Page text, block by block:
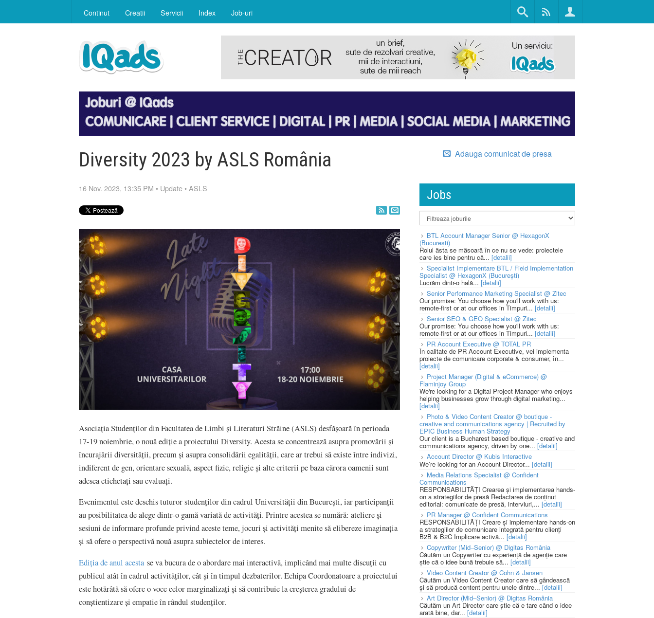
Continut Creatii Servicii Index Job-uri
Diversity 2023 by ASLS România
16 Nov. 2023, 13:35 PM • Update •ASLS
Asociația Studenților din Facultatea de Limbi și Literaturi Străine (ASLS) desfășoară în perioada
17-19 noiembrie, o nouă ediție a proiectului Diversity. Acesta se concentrează asupra promovării și
încurajării diversității, precum și asupra consolidării egalității, care ar trebui să existe între indivizi,
indiferent de gen, orientare sexuală, aspect fizic, religie și alte criterii pe baza cărora oamenii sunt
adesea etichetați sau evaluați.
Evenimentul este deschis tuturor studenților din cadrul Universității din București, iar participanții
au posibilitatea de alege dintr-o gamă variată de activități. Printre acestea se numără: ateliere și
sesiuni de informare profunde privind aceste teme, jocuri și activități menite să elibereze imaginația
și să ofere o perspectivă nouă asupra subiectelor de interes.
Ediția de anul acesta se va bucura de o abordare mai interactivă, implicând mai multe discuții cu
publicul atât în cadrul activităților, cât și în timpul dezbaterilor. Echipa Coordonatoare a proiectului
este hotărâtă să ofere o voce celor marginalizați și să contribuie la creșterea gradului de
conștientizare și empatie în rândul studenților.
Adauga comunicat de presa
Jobs
BTL Account Manager Senior @ HexagonX
(București)
Rolul ăsta se măsoară în ce nu se vede: proiectele
care ies bine pentru că... [detalii]
Specialist Implementare BTL / Field Implementation
Specialist @ HexagonX (București)
Lucrăm dintr-o hală... [detalii]
Senior Performance Marketing Specialist @ Zitec
Our promise: You choose how you'll work with us:
remote-first or at our offices in Timpuri... [detalii]
Senior SEO & GEO Specialist @ Zitec
Our promise: You choose how you'll work with us:
remote-first or at our offices in Timpuri... [detalii]
PR Account Executive @ TOTAL PR
În calitate de PR Account Executive, vei implementa
proiecte de comunicare corporate & consumer, în...
[detalii]
Project Manager (Digital & eCommerce) @
Flaminjoy Group
We're looking for a Digital Project Manager who enjoys
helping businesses grow through digital marketing...
[detalii]
Photo & Video Content Creator @ boutique -
creative and communications agency | Recruited by
EPIC Business Human Strategy
Our client is a Bucharest based boutique - creative and
communications agency, driven by one... [detalii]
Account Director @ Kubis Interactive
We’re looking for an Account Director... [detalii]
Media Relations Specialist @ Confident
Communications
RESPONSABILITĂȚI Crearea și implementarea hands-
on a strategiilor de presă Redactarea de conținut
editorial: comunicate de presă, interviuri,... [detalii]
PR Manager @ Confident Communications
RESPONSABILITĂȚI Creare și implementare hands-on
a strategiilor de comunicare integrată pentru clienți
B2B & B2C Implicare activă... [detalii]
Copywriter (Mid–Senior) @ Digitas România
Căutăm un Copywriter cu experiență de agenție care
știe că o idee bună trebuie să... [detalii]
Video Content Creator @ Cohn & Jansen
Căutăm un Video Content Creator care să gândească
și să producă content pentru unele dintre...[detalii]
Art Director (Mid–Senior) @ Digitas România
Căutăm un Art Director care știe că e tare când o idee
arată bine, dar... [detalii]